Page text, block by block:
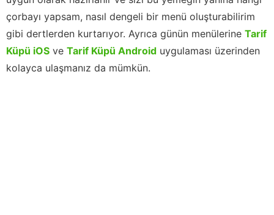
çorbayı yapsam, nasıl dengeli bir menü oluşturabilirim
gibi dertlerden kurtarıyor. Ayrıca günün menülerine Tarif
Küpü iOS ve Tarif Küpü Android uygulaması üzerinden
kolayca ulaşmanız da mümkün.